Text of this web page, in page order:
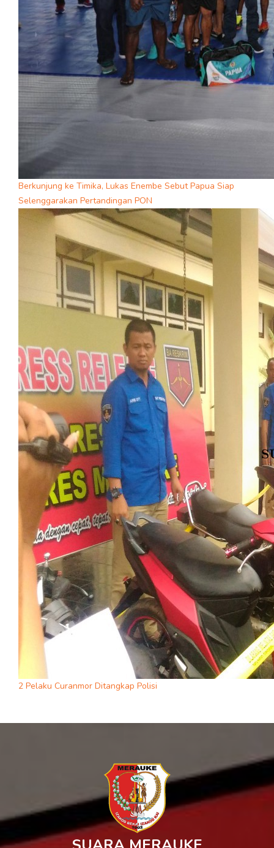
Berkunjung ke Timika, Lukas Enembe Sebut Papua Siap
Selenggarakan Pertandingan PON
2 Pelaku Curanmor Ditangkap Polisi